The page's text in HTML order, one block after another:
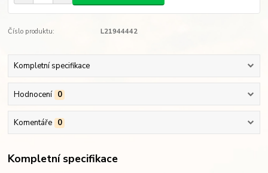
Číslo produktu: L21944442
Kompletní specifikace
Hodnocení 0
Komentáře 0
Kompletní specifikace